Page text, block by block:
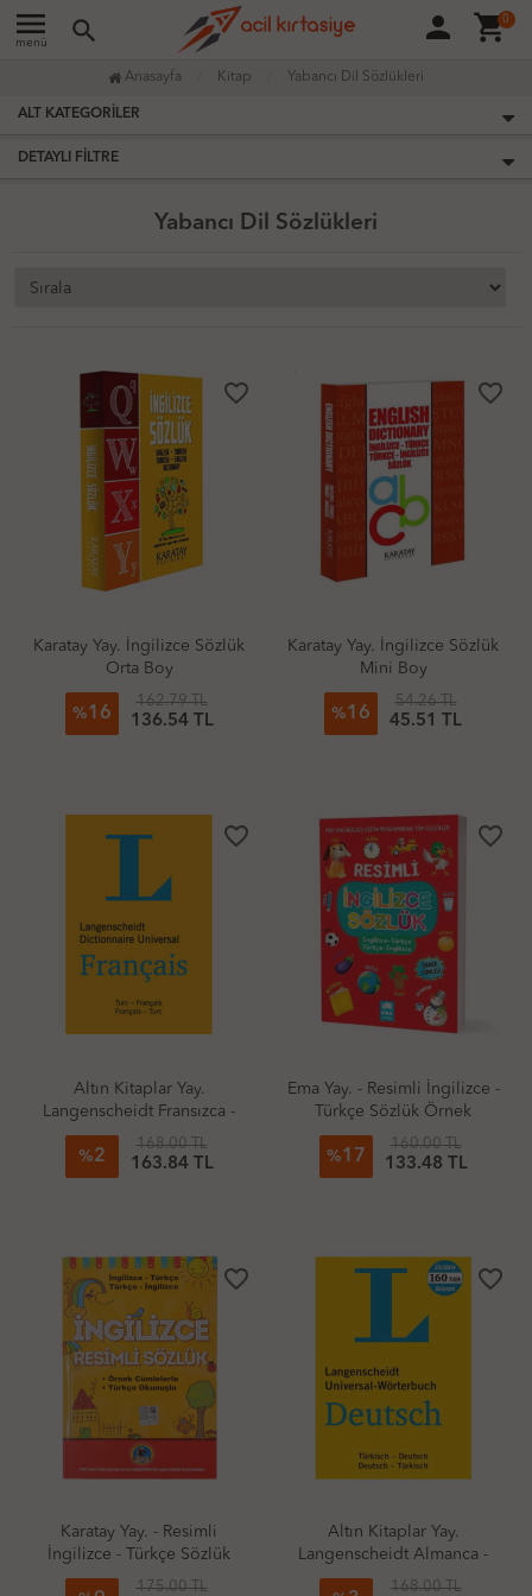
menu
menü search person shopping_cart
0
Anasayfa Kitap Yabancı Dil Sözlükleri
ALT KATEGORILER
DETAYLI FILTRE
Yabancı Dil Sözlükleri
favorite_border
Karatay Yay. İngilizce Sözlük
Orta Boy
%16
162.79 TL
136.54 TL
favorite_border
Karatay Yay. İngilizce Sözlük
Mini Boy
%16
54.26 TL
45.51 TL
favorite_border
Altın Kitaplar Yay.
Langenscheidt Fransızca -
Türkçe Sözlük
%2
168.00 TL
163.84 TL
favorite_border
Ema Yay. - Resimli İngilizce -
Türkçe Sözlük Örnek
Cümleli
%17
160.00 TL
133.48 TL
favorite_border
Karatay Yay. - Resimli
İngilizce - Türkçe Sözlük
175.00 TL
favorite_border
Altın Kitaplar Yay.
Langenscheidt Almanca -
Türkçe Sözlük
168.00 TL